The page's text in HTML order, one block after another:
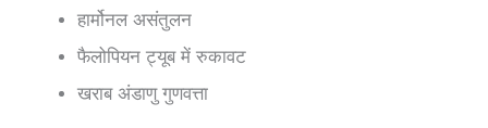
हार्मोनल असंतुलन
फैलोपियन ट्यूब में रुकावट
खराब अंडाणु गुणवत्ता